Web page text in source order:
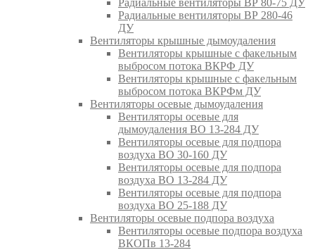
Радиальные вентиляторы ВР 80-75 ДУ
Радиальные вентиляторы ВР 280-46
ДУ
Вентиляторы крышные дымоудаления
Вентиляторы крышные с факельным
выбросом потока ВКРФ ДУ
Вентиляторы крышные с факельным
выбросом потока ВКРФм ДУ
Вентиляторы осевые дымоудаления
Вентиляторы осевые для
дымоудаления ВО 13-284 ДУ
Вентиляторы осевые для подпора
воздуха ВО 30-160 ДУ
Вентиляторы осевые для подпора
воздуха ВО 13-284 ДУ
Вентиляторы осевые для подпора
воздуха ВО 25-188 ДУ
Вентиляторы осевые подпора воздуха
Вентиляторы осевые подпора воздуха
ВКОПв 13-284